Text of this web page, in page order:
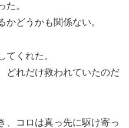
た。
かどうかも関係ない。
てくれた。
どれだけ救われていたのだ
、コロは真っ先に駆け寄っ